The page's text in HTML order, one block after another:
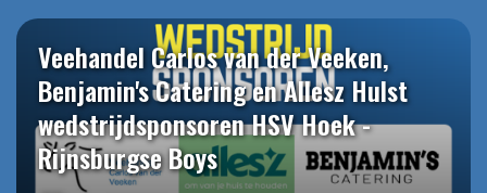
Veehandel Carlos van der Veeken,
Benjamin's Catering en Allesz Hulst
wedstrijdsponsoren HSV Hoek -
Rijnsburgse Boys